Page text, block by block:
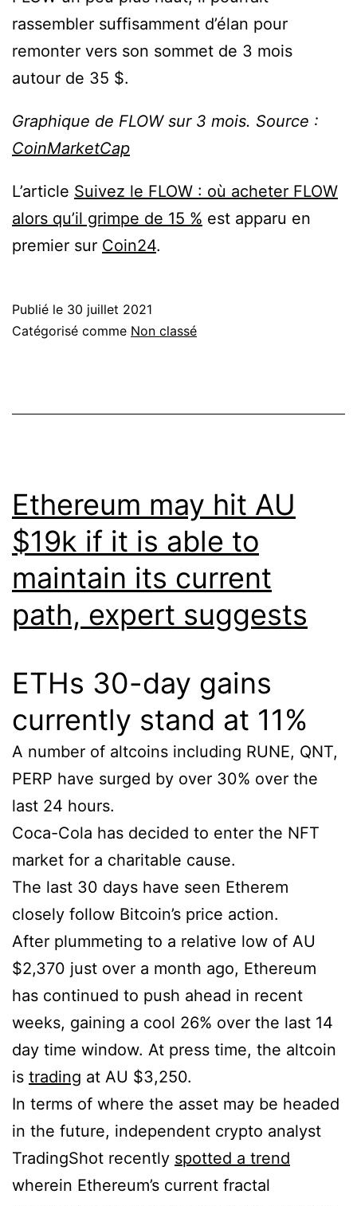
rassembler suffisamment d’élan pour
remonter vers son sommet de 3 mois
autour de 35 $.
Graphique de FLOW sur 3 mois. Source :
CoinMarketCap
L’article Suivez le FLOW : où acheter FLOW
alors qu’il grimpe de 15 % est apparu en
premier sur Coin24.
Publié le 30 juillet 2021
Catégorisé comme Non classé
Ethereum may hit AU
$19k if it is able to
maintain its current
path, expert suggests
ETHs 30-day gains
currently stand at 11%
A number of altcoins including RUNE, QNT,
PERP have surged by over 30% over the
last 24 hours.
Coca-Cola has decided to enter the NFT
market for a charitable cause.
The last 30 days have seen Etherem
closely follow Bitcoin’s price action.
After plummeting to a relative low of AU
$2,370 just over a month ago, Ethereum
has continued to push ahead in recent
weeks, gaining a cool 26% over the last 14
day time window. At press time, the altcoin
is trading at AU $3,250.
In terms of where the asset may be headed
in the future, independent crypto analyst
TradingShot recently spotted a trend
wherein Ethereum’s current fractal